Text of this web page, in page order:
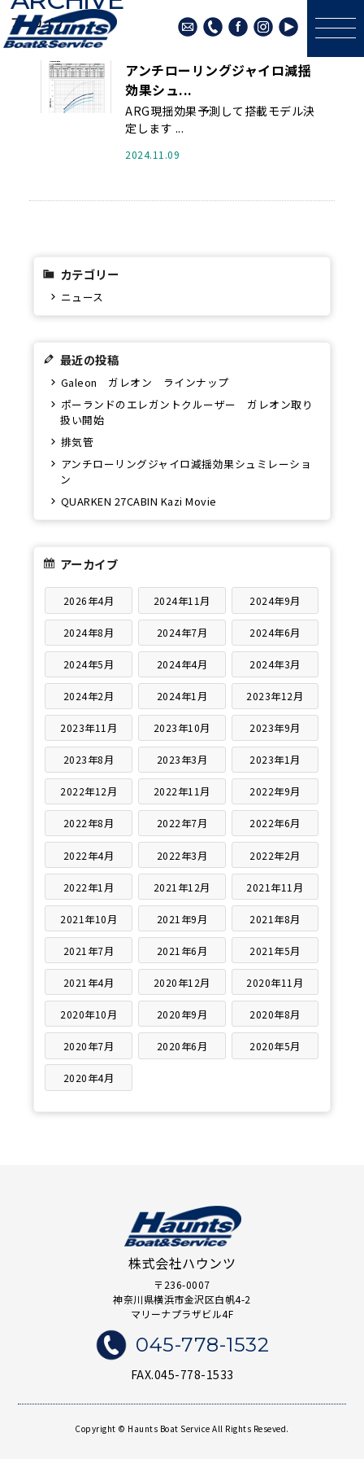
アーカイブ
アンチローリングジャイロ減揺
効果シュ...
ARG現揺効果予測して搭載モデル決
定します ...
2024.11.09
カテゴリー
ニュース
最近の投稿
Galeon ガレオン ラインナップ
ポーランドのエレガントクルーザー ガレオン取り
扱い開始
排気管
アンチローリングジャイロ減揺効果シュミレーショ
ン
QUARKEN 27CABIN Kazi Movie
アーカイブ
2026年4月 2024年11月 2024年9月
2024年8月 2024年7月 2024年6月
2024年5月 2024年4月 2024年3月
2024年2月 2024年1月 2023年12月
2023年11月 2023年10月 2023年9月
2023年8月 2023年3月 2023年1月
2022年12月 2022年11月 2022年9月
2022年8月 2022年7月 2022年6月
2022年4月 2022年3月 2022年2月
2022年1月 2021年12月 2021年11月
2021年10月 2021年9月 2021年8月
2021年7月 2021年6月 2021年5月
2021年4月 2020年12月 2020年11月
2020年10月 2020年9月 2020年8月
2020年7月 2020年6月 2020年5月
2020年4月
株式会社ハウンツ
〒236-0007
神奈川県横浜市金沢区白帆4-2
マリーナプラザビル4F
045-778-1532
FAX.045-778-1533
Copyright © Haunts Boat Service All Rights Reseved.